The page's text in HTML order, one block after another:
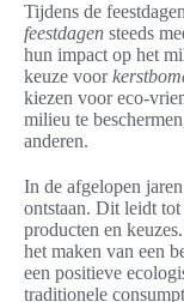
Tijdens de
feestdagen steeds
hun impact op het
keuze voor
kiezen voor eco-
milieu te
anderen.
In de afgelopen
ontstaan. Dit leidt
producten en
het maken van een
een positieve
traditionele